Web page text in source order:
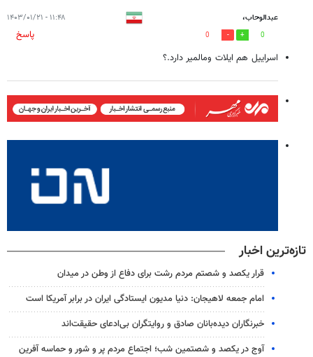
عبدالوحاب، ۱۱:۴۸ - ۱۴۰۳/۰۱/۲۱
0
0
پاسخ
اسراییل هم ایلات ومالمیر دارد.؟
تازه‌ترین اخبار
قرار یکصد و شصتم مردم رشت برای دفاع از وطن در میدان
امام جمعه لاهیجان: دنیا مدیون ایستادگی ایران در برابر آمریکا است
خبرنگاران دیده‌بانان صادق و روایتگران بی‌ادعای حقیقت‌اند
آوج در یکصد و شصتمین شب؛ اجتماع مردم پر و شور و حماسه آفرین